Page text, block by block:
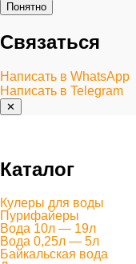
Понятно
Связаться
Написать в WhatsApp
Написать в Telegram
✕
Каталог
Кулеры для воды
Пурифайеры
Вода 10л — 19л
Вода 0,25л — 5л
Байкальская вода